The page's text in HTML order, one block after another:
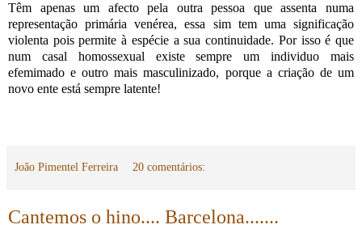
Têm apenas um afecto pela outra pessoa que assenta numa
representação primária venérea, essa sim tem uma significação
violenta pois permite à espécie a sua continuidade. Por isso é que
num casal homossexual existe sempre um individuo mais
efemimado e outro mais masculinizado, porque a criação de um
novo ente está sempre latente!
João Pimentel Ferreira 20 comentários:
Cantemos o hino.... Barcelona.......